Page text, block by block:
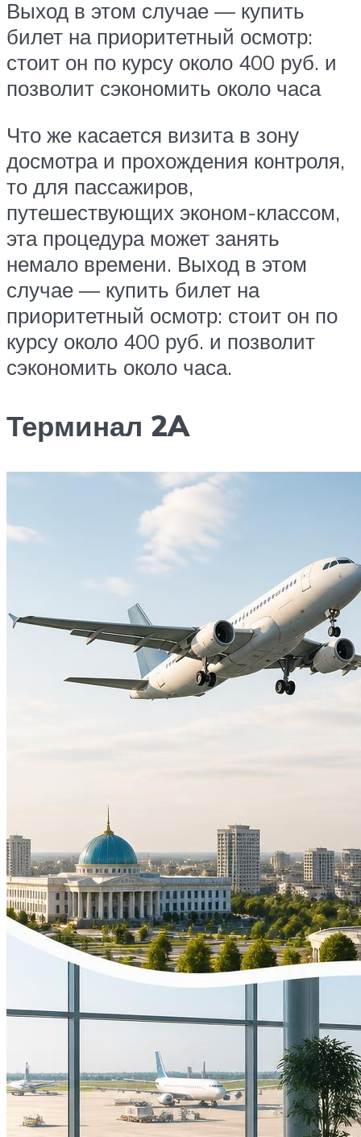
Выход в этом случае — купить
билет на приоритетный осмотр:
стоит он по курсу около 400 руб. и
позволит сэкономить около часа
Что же касается визита в зону
досмотра и прохождения контроля,
то для пассажиров,
путешествующих эконом-классом,
эта процедура может занять
немало времени. Выход в этом
случае — купить билет на
приоритетный осмотр: стоит он по
курсу около 400 руб. и позволит
сэкономить около часа.
Терминал 2A